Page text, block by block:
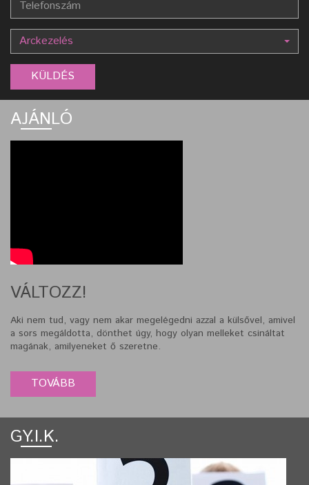
Arckezelés
AJÁNLÓ
VÁLTOZZ!
Aki nem tud, vagy nem akar megelégedni azzal a külsővel, amivel
a sors megáldotta, dönthet úgy, hogy olyan melleket csináltat
magának, amilyeneket ő szeretne.
GY.I.K.